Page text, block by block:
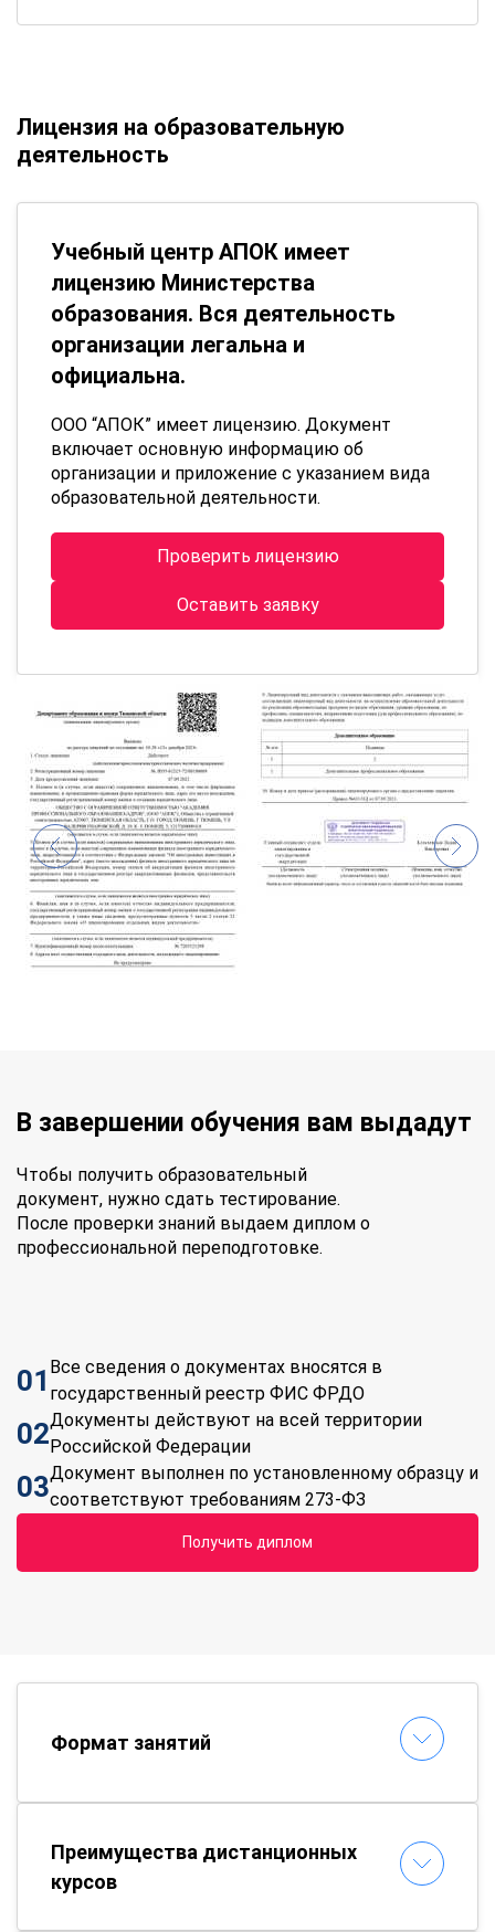
Лицензия на образовательную
деятельность
Учебный центр АПОК имеет
лицензию Министерства
образования. Вся деятельность
организации легальна и
официальна.
ООО “АПОК” имеет лицензию. Документ
включает основную информацию об
организации и приложение с указанием вида
образовательной деятельности.
Проверить лицензию
Оставить заявку
В завершении обучения вам выдадут
Чтобы получить образовательный
документ, нужно сдать тестирование.
После проверки знаний выдаем диплом о
профессиональной переподготовке.
01 Все сведения о документах вносятся в
государственный реестр ФИС ФРДО
02Документы действуют на всей территории
Российской Федерации
03Документ выполнен по установленному образцу и
соответствуют требованиям 273-ФЗ
Получить диплом
Формат занятий
Преимущества дистанционных
курсов